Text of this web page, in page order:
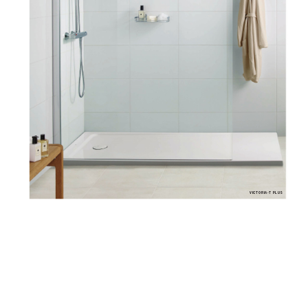
VICTORIA-T PLUS